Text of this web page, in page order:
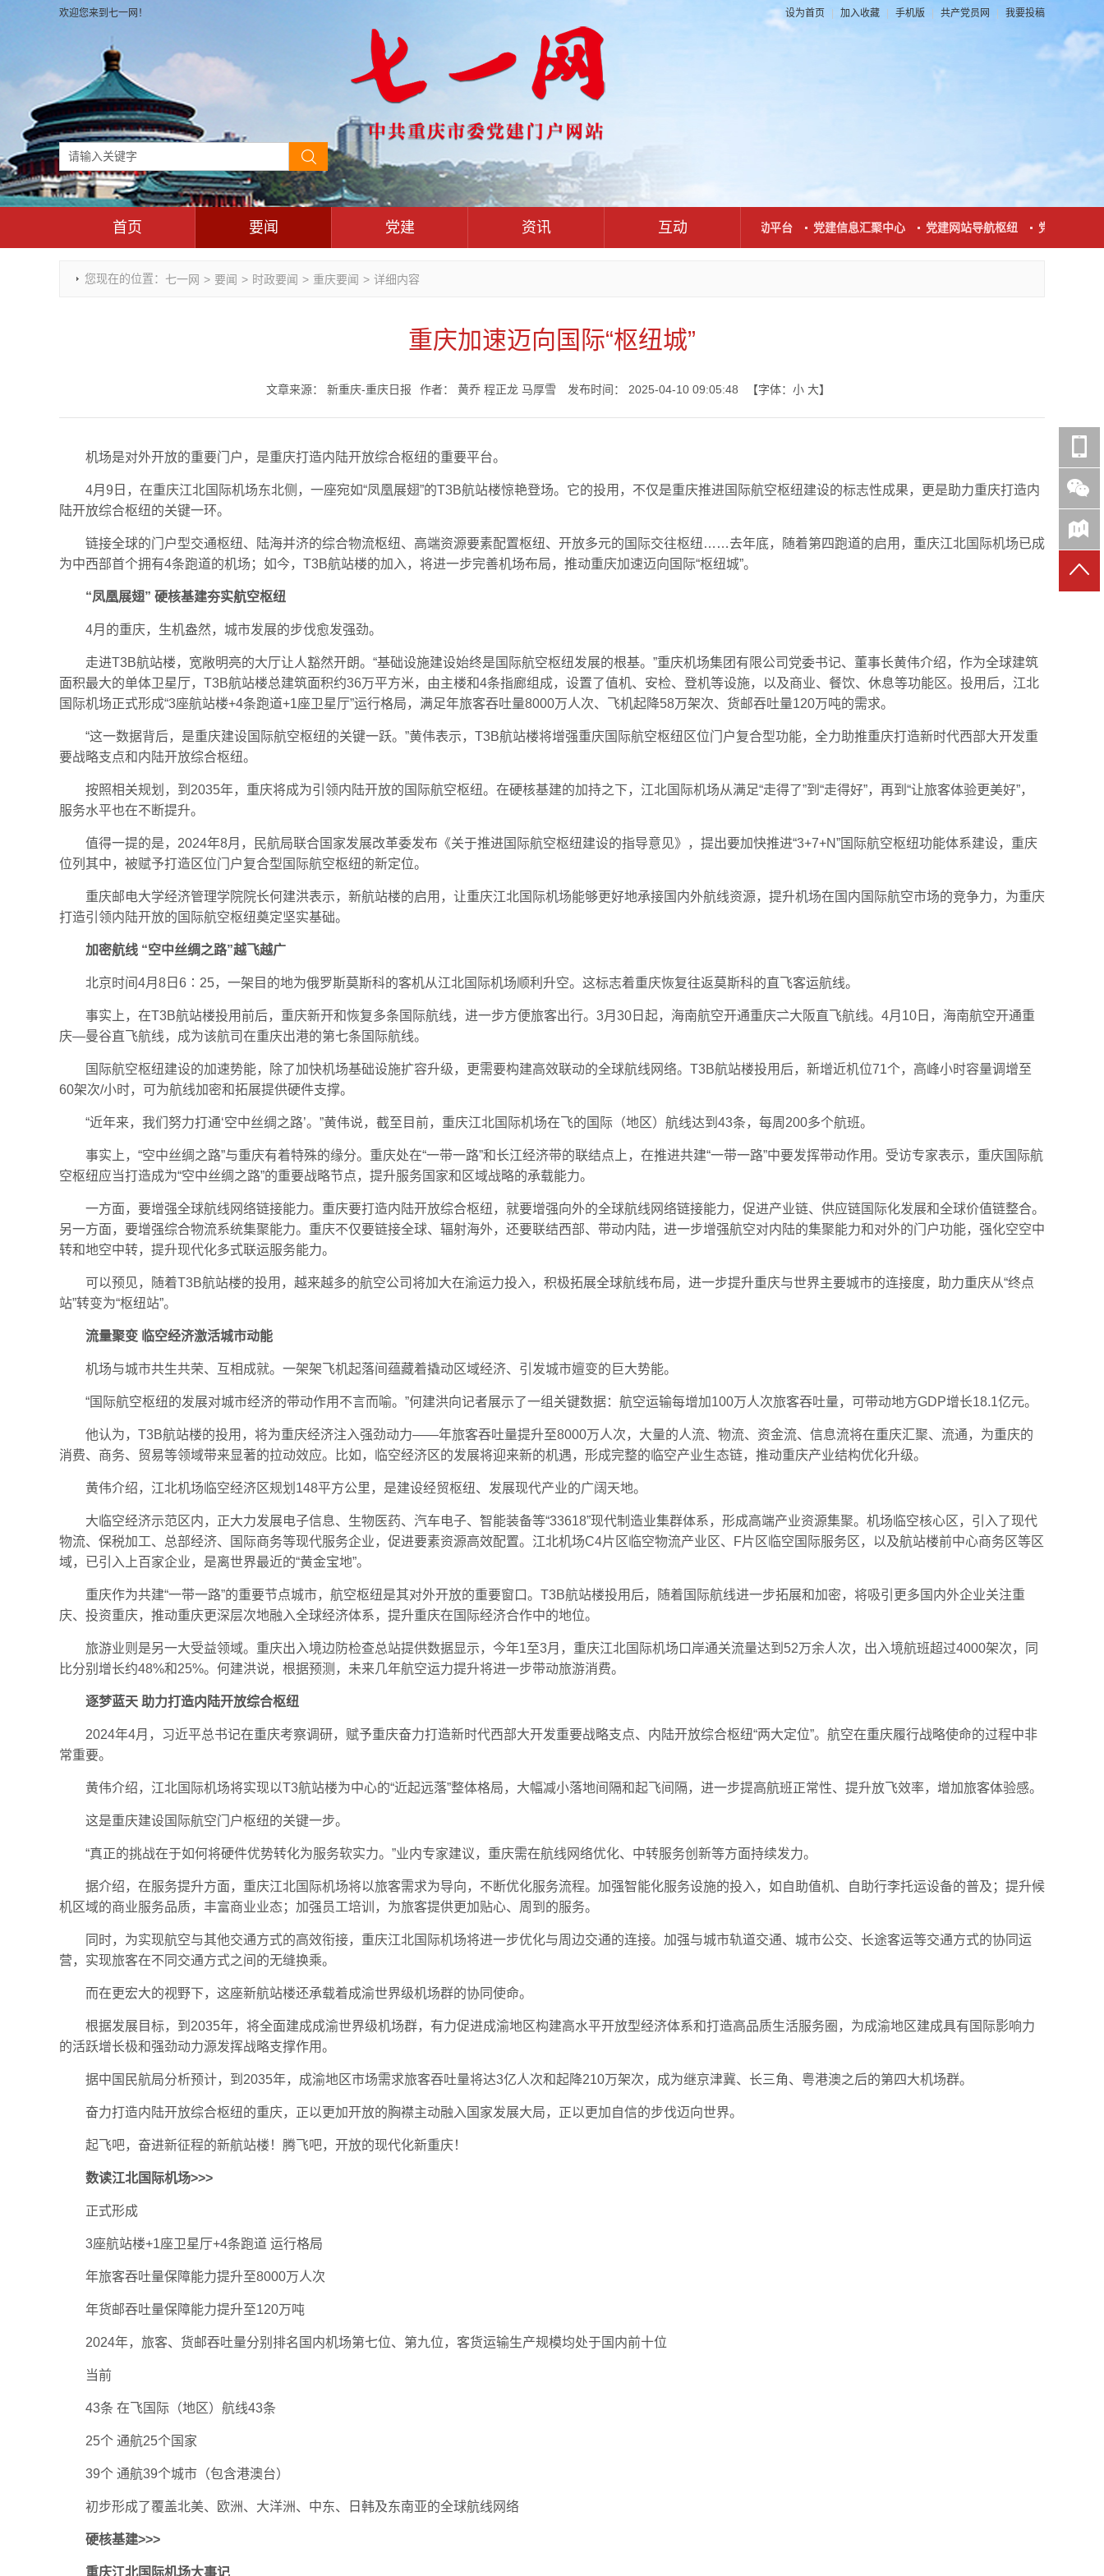
欢迎您来到七一网！ 设为首页 | 加入收藏 | 手机版 | 共产党员网 | 我要投稿
首页 要闻
重庆市领导活动报道集
党建
干部工作
基层组织建设
资讯
党务知识
七一书院
互动
党建头条微信公众号
党群联系互动平台 党建信息汇聚中心 党建网站导航枢纽 党建新闻发布
您现在的位置： 七一网 > 要闻 > 时政要闻 > 重庆要闻 > 详细内容
重庆加速迈向国际“枢纽城”
文章来源： 新重庆-重庆日报 作者： 黄乔 程正龙 马厚雪 发布时间： 2025-04-10 09:05:48 【字体： 小 大】
机场是对外开放的重要门户，是重庆打造内陆开放综合枢纽的重要平台。
4月9日，在重庆江北国际机场东北侧，一座宛如“凤凰展翅”的T3B航站楼惊艳登场。它的投用，不仅是重庆推进国际航空枢纽建设的标志性成果，更是助力重庆打造内
陆开放综合枢纽的关键一环。
链接全球的门户型交通枢纽、陆海并济的综合物流枢纽、高端资源要素配置枢纽、开放多元的国际交往枢纽……去年底，随着第四跑道的启用，重庆江北国际机场已成
为中西部首个拥有4条跑道的机场；如今，T3B航站楼的加入，将进一步完善机场布局，推动重庆加速迈向国际“枢纽城”。
“凤凰展翅” 硬核基建夯实航空枢纽
4月的重庆，生机盎然，城市发展的步伐愈发强劲。
走进T3B航站楼，宽敞明亮的大厅让人豁然开朗。“基础设施建设始终是国际航空枢纽发展的根基。”重庆机场集团有限公司党委书记、董事长黄伟介绍，作为全球建筑
面积最大的单体卫星厅，T3B航站楼总建筑面积约36万平方米，由主楼和4条指廊组成，设置了值机、安检、登机等设施，以及商业、餐饮、休息等功能区。投用后，江北
国际机场正式形成“3座航站楼+4条跑道+1座卫星厅”运行格局，满足年旅客吞吐量8000万人次、飞机起降58万架次、货邮吞吐量120万吨的需求。
“这一数据背后，是重庆建设国际航空枢纽的关键一跃。”黄伟表示，T3B航站楼将增强重庆国际航空枢纽区位门户复合型功能，全力助推重庆打造新时代西部大开发重
要战略支点和内陆开放综合枢纽。
按照相关规划，到2035年，重庆将成为引领内陆开放的国际航空枢纽。在硬核基建的加持之下，江北国际机场从满足“走得了”到“走得好”，再到“让旅客体验更美好”，
服务水平也在不断提升。
值得一提的是，2024年8月，民航局联合国家发展改革委发布《关于推进国际航空枢纽建设的指导意见》，提出要加快推进“3+7+N”国际航空枢纽功能体系建设，重庆
位列其中，被赋予打造区位门户复合型国际航空枢纽的新定位。
重庆邮电大学经济管理学院院长何建洪表示，新航站楼的启用，让重庆江北国际机场能够更好地承接国内外航线资源，提升机场在国内国际航空市场的竞争力，为重庆
打造引领内陆开放的国际航空枢纽奠定坚实基础。
加密航线 “空中丝绸之路”越飞越广
北京时间4月8日6∶25，一架目的地为俄罗斯莫斯科的客机从江北国际机场顺利升空。这标志着重庆恢复往返莫斯科的直飞客运航线。
事实上，在T3B航站楼投用前后，重庆新开和恢复多条国际航线，进一步方便旅客出行。3月30日起，海南航空开通重庆⇌大阪直飞航线。4月10日，海南航空开通重
庆—曼谷直飞航线，成为该航司在重庆出港的第七条国际航线。
国际航空枢纽建设的加速势能，除了加快机场基础设施扩容升级，更需要构建高效联动的全球航线网络。T3B航站楼投用后，新增近机位71个，高峰小时容量调增至
60架次/小时，可为航线加密和拓展提供硬件支撑。
“近年来，我们努力打通‘空中丝绸之路’。”黄伟说，截至目前，重庆江北国际机场在飞的国际（地区）航线达到43条，每周200多个航班。
事实上，“空中丝绸之路”与重庆有着特殊的缘分。重庆处在“一带一路”和长江经济带的联结点上，在推进共建“一带一路”中要发挥带动作用。受访专家表示，重庆国际航
空枢纽应当打造成为“空中丝绸之路”的重要战略节点，提升服务国家和区域战略的承载能力。
一方面，要增强全球航线网络链接能力。重庆要打造内陆开放综合枢纽，就要增强向外的全球航线网络链接能力，促进产业链、供应链国际化发展和全球价值链整合。
另一方面，要增强综合物流系统集聚能力。重庆不仅要链接全球、辐射海外，还要联结西部、带动内陆，进一步增强航空对内陆的集聚能力和对外的门户功能，强化空空中
转和地空中转，提升现代化多式联运服务能力。
可以预见，随着T3B航站楼的投用，越来越多的航空公司将加大在渝运力投入，积极拓展全球航线布局，进一步提升重庆与世界主要城市的连接度，助力重庆从“终点
站”转变为“枢纽站”。
流量聚变 临空经济激活城市动能
机场与城市共生共荣、互相成就。一架架飞机起落间蕴藏着撬动区域经济、引发城市嬗变的巨大势能。
“国际航空枢纽的发展对城市经济的带动作用不言而喻。”何建洪向记者展示了一组关键数据：航空运输每增加100万人次旅客吞吐量，可带动地方GDP增长18.1亿元。
他认为，T3B航站楼的投用，将为重庆经济注入强劲动力——年旅客吞吐量提升至8000万人次，大量的人流、物流、资金流、信息流将在重庆汇聚、流通，为重庆的
消费、商务、贸易等领域带来显著的拉动效应。比如，临空经济区的发展将迎来新的机遇，形成完整的临空产业生态链，推动重庆产业结构优化升级。
黄伟介绍，江北机场临空经济区规划148平方公里，是建设经贸枢纽、发展现代产业的广阔天地。
大临空经济示范区内，正大力发展电子信息、生物医药、汽车电子、智能装备等“33618”现代制造业集群体系，形成高端产业资源集聚。机场临空核心区，引入了现代
物流、保税加工、总部经济、国际商务等现代服务企业，促进要素资源高效配置。江北机场C4片区临空物流产业区、F片区临空国际服务区，以及航站楼前中心商务区等区
域，已引入上百家企业，是离世界最近的“黄金宝地”。
重庆作为共建“一带一路”的重要节点城市，航空枢纽是其对外开放的重要窗口。T3B航站楼投用后，随着国际航线进一步拓展和加密，将吸引更多国内外企业关注重
庆、投资重庆，推动重庆更深层次地融入全球经济体系，提升重庆在国际经济合作中的地位。
旅游业则是另一大受益领域。重庆出入境边防检查总站提供数据显示，今年1至3月，重庆江北国际机场口岸通关流量达到52万余人次，出入境航班超过4000架次，同
比分别增长约48%和25%。何建洪说，根据预测，未来几年航空运力提升将进一步带动旅游消费。
逐梦蓝天 助力打造内陆开放综合枢纽
2024年4月，习近平总书记在重庆考察调研，赋予重庆奋力打造新时代西部大开发重要战略支点、内陆开放综合枢纽“两大定位”。航空在重庆履行战略使命的过程中非
常重要。
黄伟介绍，江北国际机场将实现以T3航站楼为中心的“近起远落”整体格局，大幅减小落地间隔和起飞间隔，进一步提高航班正常性、提升放飞效率，增加旅客体验感。
这是重庆建设国际航空门户枢纽的关键一步。
“真正的挑战在于如何将硬件优势转化为服务软实力。”业内专家建议，重庆需在航线网络优化、中转服务创新等方面持续发力。
据介绍，在服务提升方面，重庆江北国际机场将以旅客需求为导向，不断优化服务流程。加强智能化服务设施的投入，如自助值机、自助行李托运设备的普及；提升候
机区域的商业服务品质，丰富商业业态；加强员工培训，为旅客提供更加贴心、周到的服务。
同时，为实现航空与其他交通方式的高效衔接，重庆江北国际机场将进一步优化与周边交通的连接。加强与城市轨道交通、城市公交、长途客运等交通方式的协同运
营，实现旅客在不同交通方式之间的无缝换乘。
而在更宏大的视野下，这座新航站楼还承载着成渝世界级机场群的协同使命。
根据发展目标，到2035年，将全面建成成渝世界级机场群，有力促进成渝地区构建高水平开放型经济体系和打造高品质生活服务圈，为成渝地区建成具有国际影响力
的活跃增长极和强劲动力源发挥战略支撑作用。
据中国民航局分析预计，到2035年，成渝地区市场需求旅客吞吐量将达3亿人次和起降210万架次，成为继京津冀、长三角、粤港澳之后的第四大机场群。
奋力打造内陆开放综合枢纽的重庆，正以更加开放的胸襟主动融入国家发展大局，正以更加自信的步伐迈向世界。
起飞吧，奋进新征程的新航站楼！腾飞吧，开放的现代化新重庆！
数读江北国际机场>>>
正式形成
3座航站楼+1座卫星厅+4条跑道 运行格局
年旅客吞吐量保障能力提升至8000万人次
年货邮吞吐量保障能力提升至120万吨
2024年，旅客、货邮吞吐量分别排名国内机场第七位、第九位，客货运输生产规模均处于国内前十位
当前
43条 在飞国际（地区）航线43条
25个 通航25个国家
39个 通航39个城市（包含港澳台）
初步形成了覆盖北美、欧洲、大洋洲、中东、日韩及东南亚的全球航线网络
硬核基建>>>
重庆江北国际机场大事记